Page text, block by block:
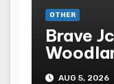
OTHER
Brave
AUG 5, 2026